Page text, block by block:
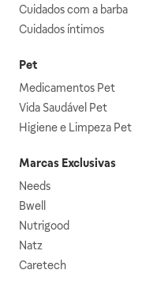
Cuidados com a barba
Cuidados íntimos
Pet
Medicamentos Pet
Vida Saudável Pet
Higiene e Limpeza Pet
Marcas Exclusivas
Needs
Bwell
Nutrigood
Natz
Caretech